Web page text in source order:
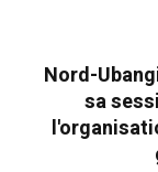
Nord-
sa